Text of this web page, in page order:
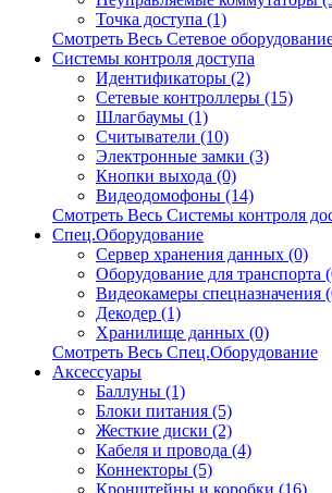
Точка доступа (1)
Смотреть Весь Сетевое
Системы контроля доступа
Идентификаторы (2)
Сетевые контроллеры (15)
Шлагбаумы (1)
Считыватели (10)
Электронные замки (3)
Кнопки выхода (0)
Видеодомофоны (14)
Смотреть Весь Системы контроля
Спец.Оборудование
Сервер хранения данных (0)
Оборудование для транспорта
Видеокамеры спецназначения
Декодер (1)
Хранилище данных (0)
Смотреть Весь Спец.Оборудование
Аксессуары
Баллуны (1)
Блоки питания (5)
Жесткие диски (2)
Кабеля и провода (4)
Коннекторы (5)
Кронштейны и коробки (16)